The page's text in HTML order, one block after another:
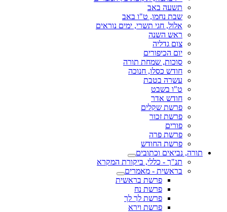
תשעה באב
שבת נחמו, ט"ו באב
אלול, חגי תשרי, ימים נוראים
ראש השנה
צום גדליה
יום הכיפורים
סוכות, שמחת תורה
חודש כסלו, חנוכה
עשרה בטבת
ט"ו בשבט
חודש אדר
פרשת שקלים
פרשת זכור
פורים
פרשת פרה
פרשת החודש
תורה, נביאים וכתובים
תנ"ך - כללי, ביקורת המקרא
בראשית - מאמרים
פרשת בראשית
פרשת נח
פרשת לך לך
פרשת וירא